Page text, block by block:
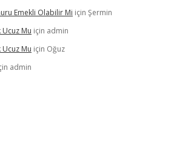
Emekli Olabilir Mi için Şermin
Mu için admin
Mu için Oğuz
admin